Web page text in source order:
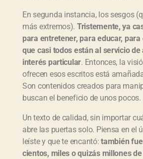
En segunda instancia, los sesgos
más extremos). Tristemente, ya
para entretener, para educar,
que casi todos están al servicio de
interés particular. Entonces, la
ofrecen esos escritos está
Son contenidos creados para
buscan el beneficio de unos pocos.
Un texto de calidad, sin importar
abre las puertas solo. Piensa en el
leíste y que te encantó:también
cientos, miles o quizás millones